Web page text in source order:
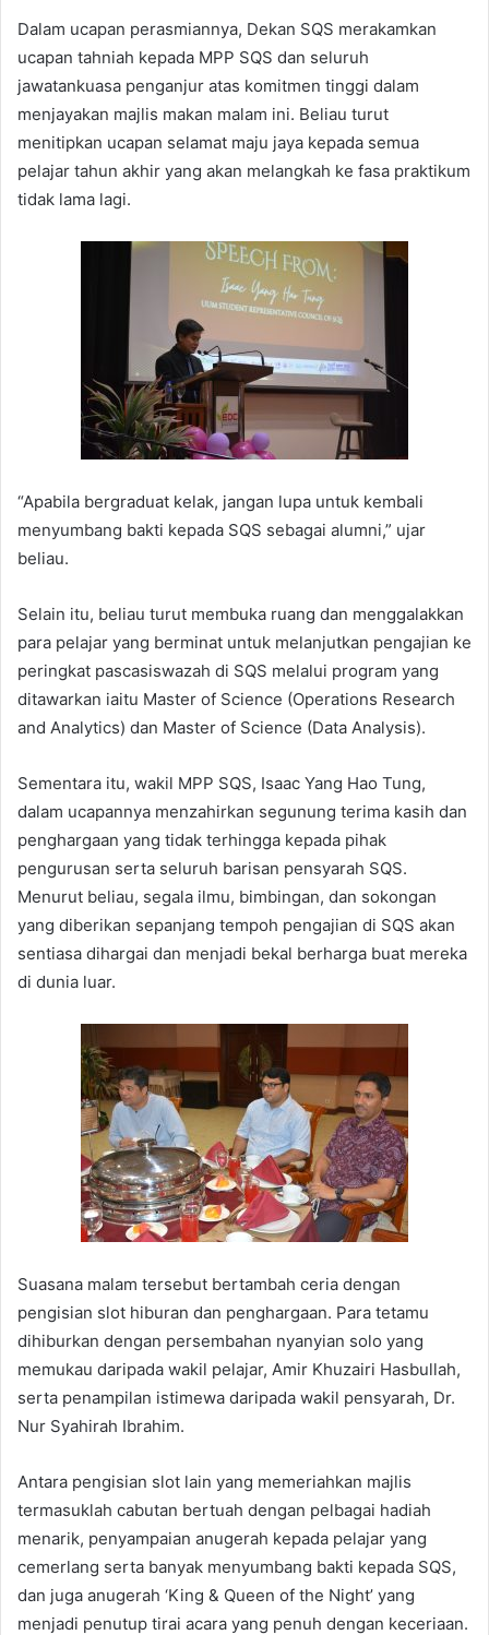
Dalam ucapan perasmiannya, Dekan SQS merakamkan
ucapan tahniah kepada MPP SQS dan seluruh
jawatankuasa penganjur atas komitmen tinggi dalam
menjayakan majlis makan malam ini. Beliau turut
menitipkan ucapan selamat maju jaya kepada semua
pelajar tahun akhir yang akan melangkah ke fasa praktikum
tidak lama lagi.
“Apabila bergraduat kelak, jangan lupa untuk kembali
menyumbang bakti kepada SQS sebagai alumni,” ujar
beliau.
Selain itu, beliau turut membuka ruang dan menggalakkan
para pelajar yang berminat untuk melanjutkan pengajian ke
peringkat pascasiswazah di SQS melalui program yang
ditawarkan iaitu Master of Science (Operations Research
and Analytics) dan Master of Science (Data Analysis).
Sementara itu, wakil MPP SQS, Isaac Yang Hao Tung,
dalam ucapannya menzahirkan segunung terima kasih dan
penghargaan yang tidak terhingga kepada pihak
pengurusan serta seluruh barisan pensyarah SQS.
Menurut beliau, segala ilmu, bimbingan, dan sokongan
yang diberikan sepanjang tempoh pengajian di SQS akan
sentiasa dihargai dan menjadi bekal berharga buat mereka
di dunia luar.
Suasana malam tersebut bertambah ceria dengan
pengisian slot hiburan dan penghargaan. Para tetamu
dihiburkan dengan persembahan nyanyian solo yang
memukau daripada wakil pelajar, Amir Khuzairi Hasbullah,
serta penampilan istimewa daripada wakil pensyarah, Dr.
Nur Syahirah Ibrahim.
Antara pengisian slot lain yang memeriahkan majlis
termasuklah cabutan bertuah dengan pelbagai hadiah
menarik, penyampaian anugerah kepada pelajar yang
cemerlang serta banyak menyumbang bakti kepada SQS,
dan juga anugerah ‘King & Queen of the Night’ yang
menjadi penutup tirai acara yang penuh dengan keceriaan.